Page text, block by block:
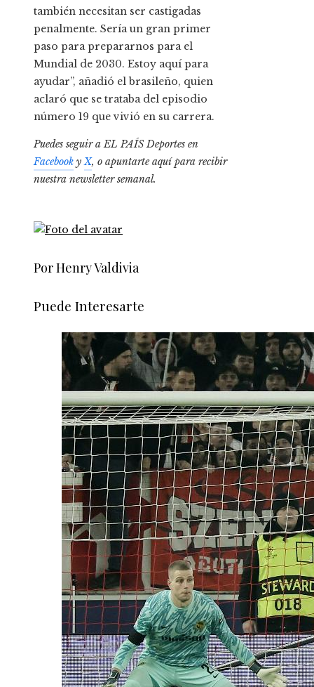
también necesitan ser castigadas
penalmente. Sería un gran primer
paso para prepararnos para el
Mundial de 2030. Estoy aquí para
ayudar”, añadió el brasileño, quien
aclaró que se trataba del episodio
número 19 que vivió en su carrera.
Puedes seguir a EL PAÍS Deportes en
Facebook yX, o apuntarte aquí para recibir
nuestra newsletter semanal.
Por Henry Valdivia
Puede Interesarte